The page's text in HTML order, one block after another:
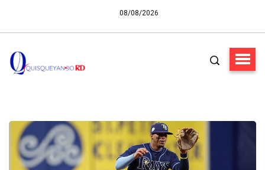
08/08/2026